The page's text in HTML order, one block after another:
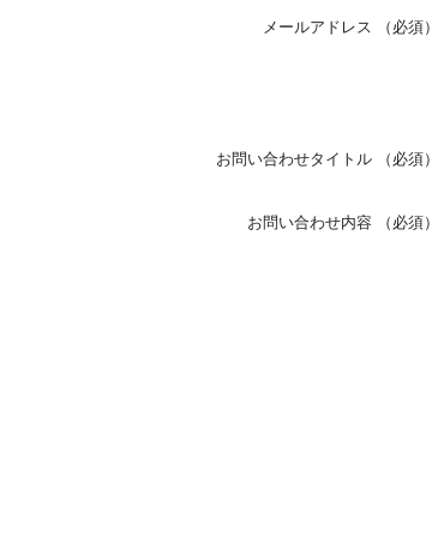
メールアドレス （必須）
お問い合わせタイトル （必須）
お問い合わせ内容 （必須）